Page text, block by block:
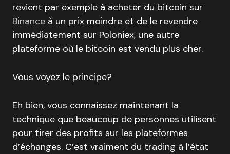
revient par exemple à acheter du bitcoin sur
Binance à un prix moindre et de le revendre
immédiatement sur Poloniex, une autre
plateforme où le bitcoin est vendu plus cher.
Vous voyez le principe?
Eh bien, vous connaissez maintenant la
technique que beaucoup de personnes utilisent
pour tirer des profits sur les plateformes
d’échanges. C’est vraiment du trading à l’état